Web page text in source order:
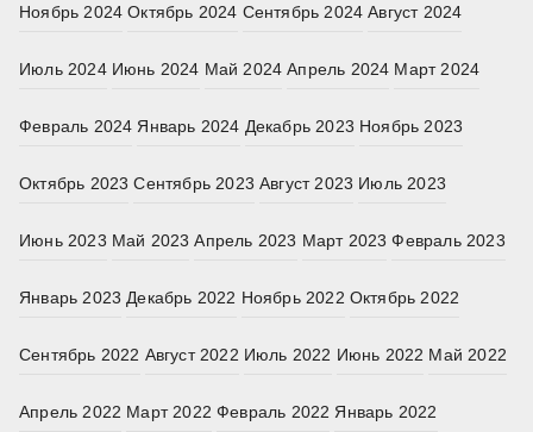
Ноябрь 2024 Октябрь 2024 Сентябрь 2024 Август 2024
Июль 2024 Июнь 2024 Май 2024 Апрель 2024 Март 2024
Февраль 2024 Январь 2024 Декабрь 2023 Ноябрь 2023
Октябрь 2023 Сентябрь 2023 Август 2023 Июль 2023
Июнь 2023 Май 2023 Апрель 2023 Март 2023 Февраль 2023
Январь 2023 Декабрь 2022 Ноябрь 2022 Октябрь 2022
Сентябрь 2022 Август 2022 Июль 2022 Июнь 2022 Май 2022
Апрель 2022 Март 2022 Февраль 2022 Январь 2022